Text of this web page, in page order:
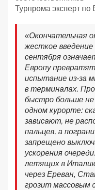
Турпрома эксперт по
«Окончательная
жесткое
сентября
Европу
испытание из-за
в терминалах.
быстро больше не
одном курорте:
зависают, не
пальцев, а
запрещено
ускорения
летящих в
через Ереван,
грозит массовым